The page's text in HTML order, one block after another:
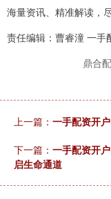
海量资讯、精准解读，
责任编辑：曹睿潼 一手
鼎合
上一篇： 一手配资开
下一篇： 一手配资开
启生命通道